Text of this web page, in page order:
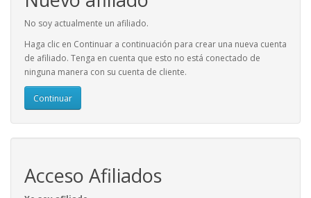
No soy actualmente un afiliado.
Haga clic en Continuar a continuación para crear una nueva cuenta
de afiliado. Tenga en cuenta que esto no está conectado de
ninguna manera con su cuenta de cliente.
Continuar
Acceso Afiliados